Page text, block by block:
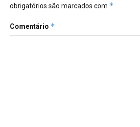
obrigatórios são marcados com *
Comentário *